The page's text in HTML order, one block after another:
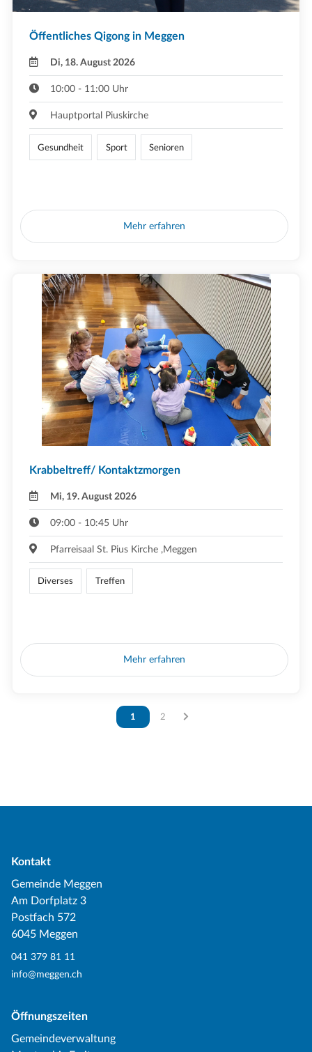
Öffentliches Qigong in Meggen
Di, 18. August 2026
10:00 - 11:00 Uhr
Hauptportal Piuskirche
Gesundheit Sport Senioren
Mehr erfahren
Krabbeltreff/ Kontaktzmorgen
Mi, 19. August 2026
09:00 - 10:45 Uhr
Pfarreisaal St. Pius Kirche ,Meggen
Diverses Treffen
Mehr erfahren
Vous êtes sur la page
1 Vous êtes sur la page
2
Kontakt
Gemeinde Meggen
Am Dorfplatz 3
Postfach 572
6045 Meggen
041 379 81 11
info@meggen.ch
Öffnungszeiten
Gemeindeverwaltung